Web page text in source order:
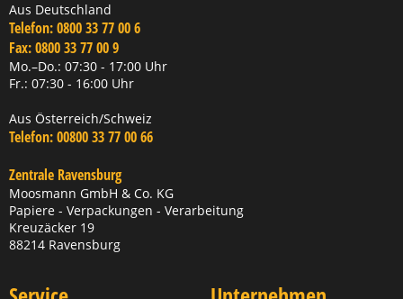
Aus Deutschland
Telefon:0800 33 77 00 6
Fax:0800 33 77 00 9
Mo.–Do.: 07:30 - 17:00 Uhr
Fr.: 07:30 - 16:00 Uhr
Aus Österreich/Schweiz
Telefon:00800 33 77 00 66
Zentrale Ravensburg
Moosmann GmbH & Co. KG
Papiere - Verpackungen - Verarbeitung
Kreuzäcker 19
88214 Ravensburg